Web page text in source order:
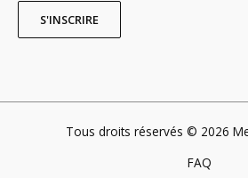
Tous droits réservés © 2026
FAQ